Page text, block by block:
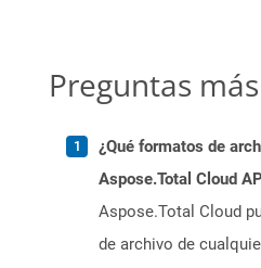
Preguntas
¿Qué formatos de
Aspose.Total Cloud
Aspose.Total Cloud
de archivo de